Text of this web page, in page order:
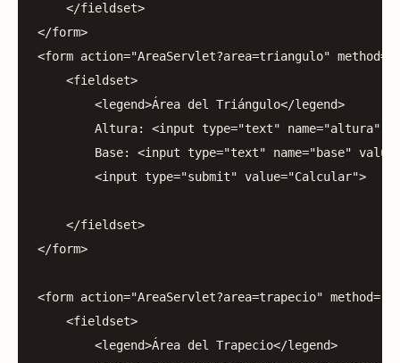
</fieldset>
</form>
<form action="AreaServlet?area=triangulo" method=
<fieldset>
<legend>Área del Triángulo</legend>
Altura:
<input type="text" name="altura"
Base:
<input type="text" name="base" value
<input type="submit" value="Calcular">
</fieldset>
</form>
<form action="AreaServlet?area=trapecio" method=
<fieldset>
<legend>Área del Trapecio</legend>